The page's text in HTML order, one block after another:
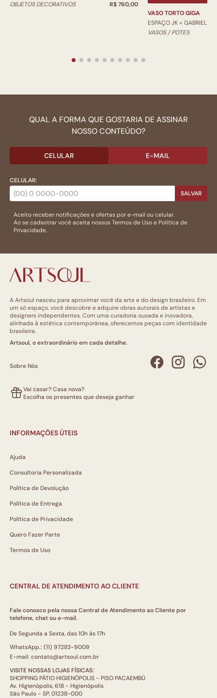
OBJETOS DECORATIVOS
R$ 760,00
VASO TORTO GIGA
ESPAÇO JK + GABRIEL
VASOS / POTES
QUAL A FORMA QUE GOSTARIA DE ASSINAR
NOSSO CONTEÚDO?
CELULAR E-MAIL
CELULAR:
SALVAR
Aceito receber notificações e ofertas por e-mail ou celular.
Ao se cadastrar você aceita nossosTermos de Usoe Politica de
Privacidade.
A Artsoul nasceu para aproximar você da arte e do design brasileiro. Em
um só espaço, você descobre e adquire obras autorais de artistas e
designers independentes. Com uma curadoria ousada e inovadora,
alinhada à estética contemporânea, oferecemos peças com identidade
brasileira.
Artsoul, o extraordinário em cada detalhe.
Sobre Nós
Vai casar? Casa nova?
Escolha os presentes que deseja ganhar
INFORMAÇÕES ÚTEIS
Ajuda
Consultoria Personalizada
Política de Devolução
Política de Entrega
Política de Privacidade
Quero Fazer Parte
Termos de Uso
CENTRAL DE ATENDIMENTO AO CLIENTE
Fale conosco pela nossa Central de Atendimento ao Cliente por
telefone, chat ou e-mail.
De Segunda a Sexta, das 10h às 17h
WhatsApp.: (11) 97283-9009
E-mail: contato@artsoul.com.br
VISITE NOSSAS LOJAS FÍSICAS:
SHOPPING PÁTIO HIGIENÓPOLIS - PISO PACAEMBÚ
Av. Higienópolis, 618 - Higienópolis
São Paulo - SP, 01238-000